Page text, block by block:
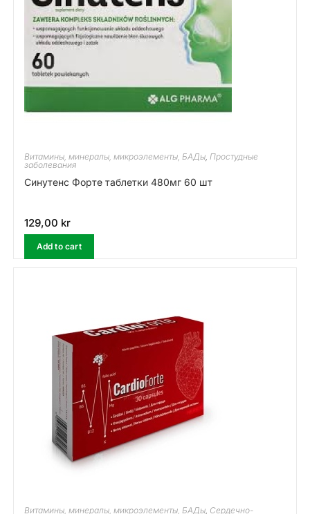
Витамины, минералы, микроэлементы, БАДы, Простудные
заболевания
Синутенс Форте таблетки 480мг 60 шт
129,00 kr
Add to cart
Витамины, минералы, микроэлементы, БАДы, Сердечно-